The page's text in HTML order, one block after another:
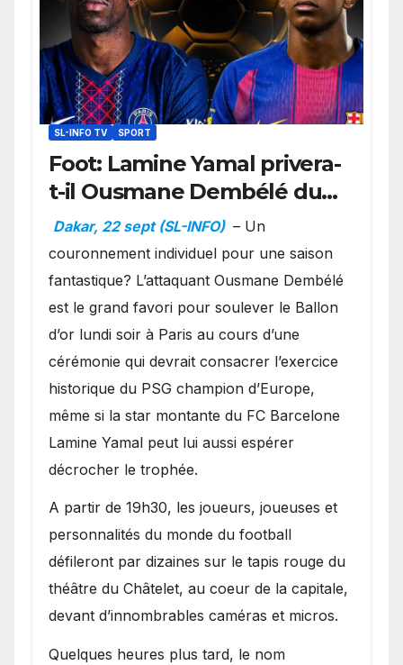
SL-INFO TV SPORT
Foot: Lamine Yamal privera-
t-il Ousmane Dembélé du
Ballon d’or ?
Dakar, 22 sept (SL-INFO) – Un
couronnement individuel pour une saison
fantastique? L’attaquant Ousmane Dembélé
est le grand favori pour soulever le Ballon
d’or lundi soir à Paris au cours d’une
cérémonie qui devrait consacrer l’exercice
historique du PSG champion d’Europe,
même si la star montante du FC Barcelone
Lamine Yamal peut lui aussi espérer
décrocher le trophée.
A partir de 19h30, les joueurs, joueuses et
personnalités du monde du football
défileront par dizaines sur le tapis rouge du
théâtre du Châtelet, au coeur de la capitale,
devant d’innombrables caméras et micros.
Quelques heures plus tard, le nom